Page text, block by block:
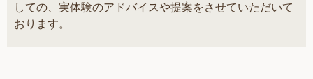
しての、実体験のアドバイスや提案をさせていただいて
おります。